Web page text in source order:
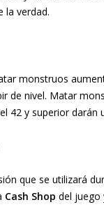
la verdad.
monstruos
de nivel. Matar
42 y superior darán
que se utilizará
Cash Shop del juego